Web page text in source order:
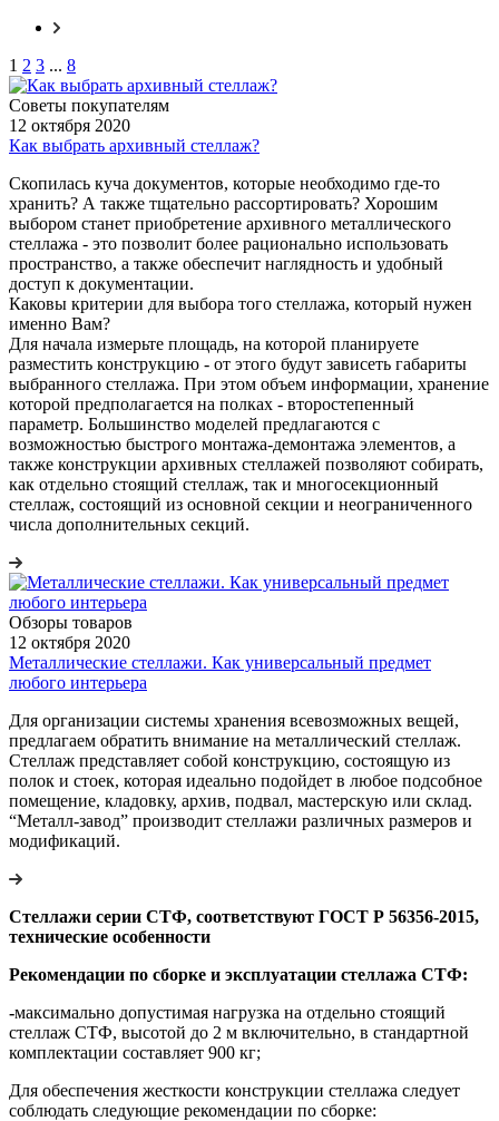
1 2 3 ... 8
Советы покупателям
12 октября 2020
Как выбрать архивный стеллаж?
Скопилась куча документов, которые необходимо где-то
хранить? А также тщательно рассортировать? Хорошим
выбором станет приобретение архивного металлического
стеллажа - это позволит более рационально использовать
пространство, а также обеспечит наглядность и удобный
доступ к документации.
Каковы критерии для выбора того стеллажа, который нужен
именно Вам?
Для начала измерьте площадь, на которой планируете
разместить конструкцию - от этого будут зависеть габариты
выбранного стеллажа. При этом объем информации, хранение
которой предполагается на полках - второстепенный
параметр. Большинство моделей предлагаются с
возможностью быстрого монтажа-демонтажа элементов, а
также конструкции архивных стеллажей позволяют собирать,
как отдельно стоящий стеллаж, так и многосекционный
стеллаж, состоящий из основной секции и неограниченного
числа дополнительных секций.
Обзоры товаров
12 октября 2020
Металлические стеллажи. Как универсальный предмет
любого интерьера
Для организации системы хранения всевозможных вещей,
предлагаем обратить внимание на металлический стеллаж.
Стеллаж представляет собой конструкцию, состоящую из
полок и стоек, которая идеально подойдет в любое подсобное
помещение, кладовку, архив, подвал, мастерскую или склад.
“Металл-завод” производит стеллажи различных размеров и
модификаций.
Стеллажи серии СТФ, соответствуют ГОСТ Р 56356-2015,
технические особенности
Рекомендации по сборке и эксплуатации стеллажа СТФ:
-максимально допустимая нагрузка на отдельно стоящий
стеллаж СТФ, высотой до 2 м включительно, в стандартной
комплектации составляет 900 кг;
Для обеспечения жесткости конструкции стеллажа следует
соблюдать следующие рекомендации по сборке: